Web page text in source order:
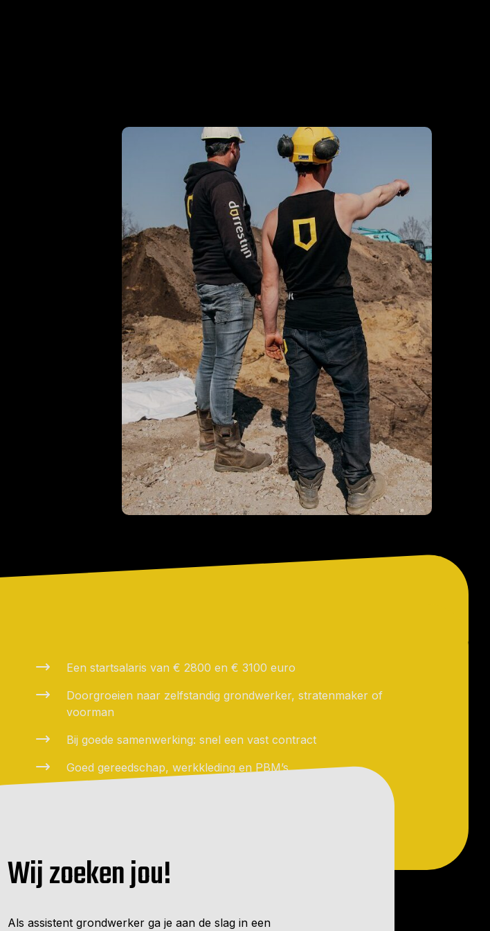
Een startsalaris van € 2800 en € 3100 euro
Doorgroeien naar zelfstandig grondwerker, stratenmaker of
voorman
Bij goede samenwerking: snel een vast contract
Goed gereedschap, werkkleding en PBM’s
Wij zoeken jou!
Als assistent grondwerker ga je aan de slag in een